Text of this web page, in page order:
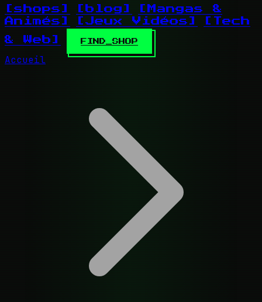
[shops] [blog]
[Mangas &
Animés]
[Jeux Vidéos]
[Tech
& Web]
FIND_SHOP
Accueil